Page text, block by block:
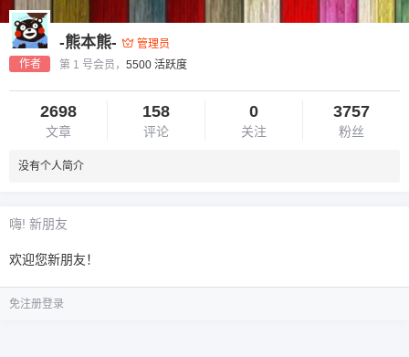
作者
-熊本熊-
管理员
第 1 号会员， 5500 活跃度
2698
文章
158
评论
0
关注
3757
粉丝
没有个人简介
嗨! 新朋友
欢迎您新朋友！
免注册登录